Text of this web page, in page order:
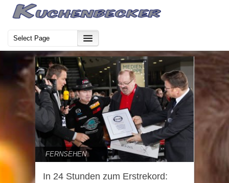
FERNSEHEN
In 24 Stunden zum Erstrekord: